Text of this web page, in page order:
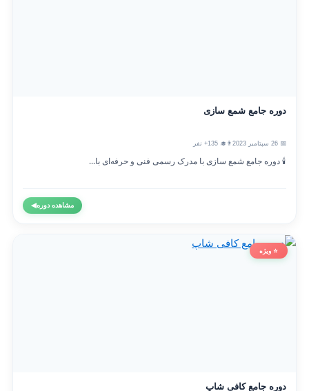
دوره جامع شمع سازی
👨‍🎓 135+ نفر
🕯️ دوره جامع شمع سازی با مدرک رسمی فنی و حرفه‌ای با...
مشاهده دوره◀
⭐ ویژه
دوره جامع کافی شاپ